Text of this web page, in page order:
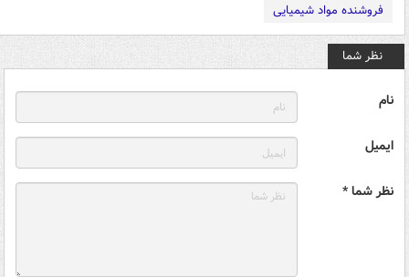
فروشنده مواد شیمیایی
نظر شما
نام
ایمیل
نظر شما *